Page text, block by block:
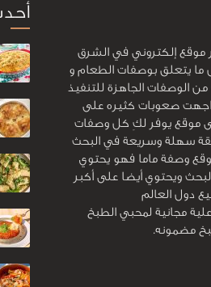
موقع إلكتروني في الشرق
يتعلق بوصفات الطعام و
الوصفات الجاهزة للتنفيذ
صعوبات كثيره على
موقع يوفر لكِ كل وصفات
سهلة وسريعة في البحث
وصفة ماما فهو يحتوي
ويحتوي أيضا على أكبر
دول العالم
مجانية لمحبي الطبخ
مضمونه.